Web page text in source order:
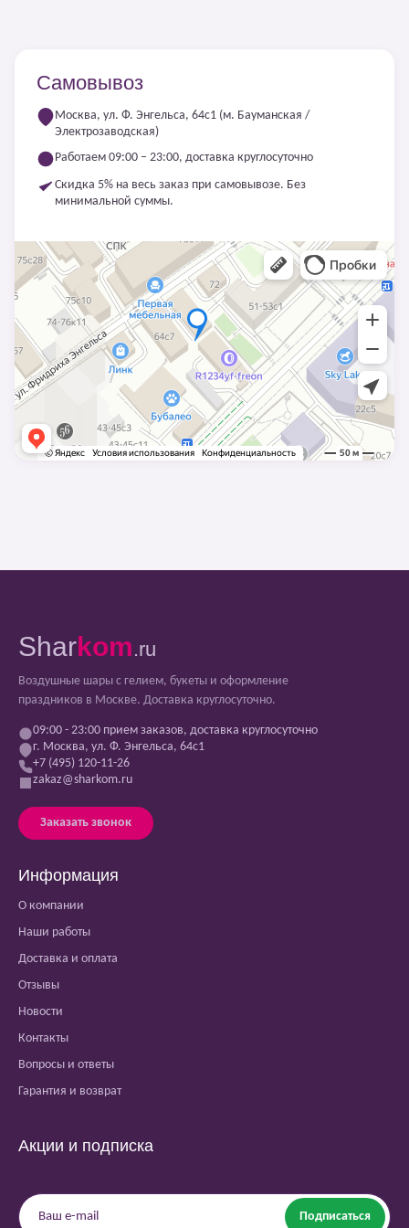
Самовывоз
Москва, ул. Ф. Энгельса, 64с1 (м. Бауманская /
Электрозаводская)
Работаем 09:00 – 23:00, доставка круглосуточно
Скидка 5% на весь заказ при самовывозе. Без
минимальной суммы.
Sharkom.ru
Воздушные шары с гелием, букеты и оформление
праздников в Москве. Доставка круглосуточно.
09:00 - 23:00 прием заказов, доставка круглосуточно
г. Москва, ул. Ф. Энгельса, 64с1
+7 (495) 120-11-26
zakaz@sharkom.ru
Заказать звонок
Информация
О компании
Наши работы
Доставка и оплата
Отзывы
Новости
Контакты
Вопросы и ответы
Гарантия и возврат
Акции и подписка
Подписаться